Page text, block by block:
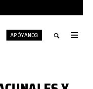
APÓYANOS